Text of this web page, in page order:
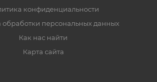
конфиденциальности
обработки персональных данных
Как нас найти
Карта сайта